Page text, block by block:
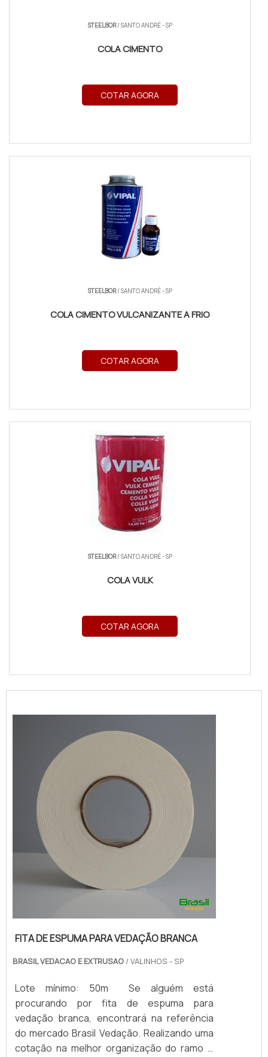
STEELBOR/ SANTO ANDRÉ - SP
COLA CIMENTO
COTAR AGORA
STEELBOR/ SANTO ANDRÉ - SP
COLA CIMENTO VULCANIZANTE A FRIO
COTAR AGORA
STEELBOR/ SANTO ANDRÉ - SP
COLA VULK
COTAR AGORA
FITA DE ESPUMA PARA VEDAÇÃO BRANCA
BRASIL VEDACAO E EXTRUSAO / VALINHOS - SP
Lote mínimo: 50m Se alguém está
procurando por fita de espuma para
vedação branca, encontrará na referência
do mercado Brasil Vedação. Realizando uma
cotação na melhor organização do ramo e